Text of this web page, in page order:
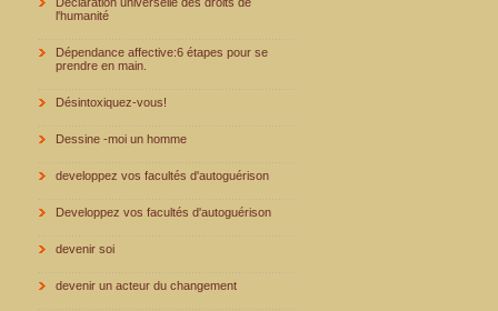
l'humanité
Dépendance affective:6 étapes pour se
prendre en main.
Désintoxiquez-vous!
Dessine -moi un homme
developpez vos facultés d'autoguérison
Developpez vos facultés d'autoguérison
devenir soi
devenir un acteur du changement